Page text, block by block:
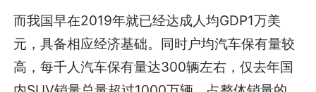
而我国早在2019年就已经达成人均GDP1万美
元，具备相应经济基础。同时户均汽车保有量较
高，每千人汽车保有量达300辆左右，仅去年国